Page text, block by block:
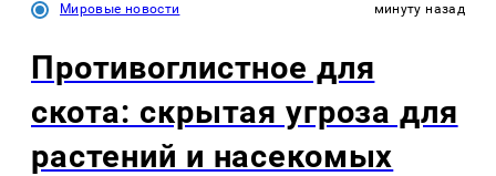
Мировые новости минуту назад
Противоглистное для
скота: скрытая угроза для
растений и насекомых